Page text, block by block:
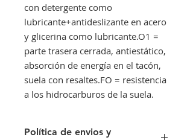
con detergente como
lubricante+antideslizante en acero
y glicerina como lubricante.O1 =
parte trasera cerrada, antiestático,
absorción de energía en el tacón,
suela con resaltes.FO = resistencia
a los hidrocarburos de la suela.
Política de envios y